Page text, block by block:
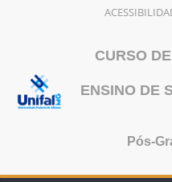
conteúdo
CURSO
ENSINO DE
Pós-